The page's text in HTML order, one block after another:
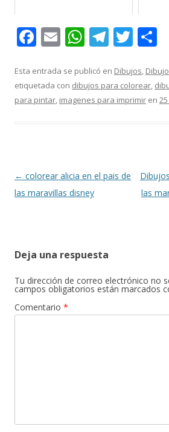
F
e
b
E
ai
l
W
at
s
T
e
gr
T
itt
er p
Esta entrada se publicó en Dibujos,
etiquetada con dibujos para colorear,
para pintar, imagenes para imprimir en
Navegación
de
← colorear alicia en el pais de
las maravillas disney
las
Deja una respuesta
Tu dirección de correo electrónico no
campos obligatorios están marcados
Comentario *